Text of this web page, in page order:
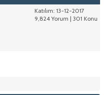
Katılım: 13-12-2017
9,824 Yorum | 301 Konu